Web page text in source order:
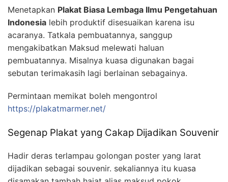
Menetapkan Plakat Biasa Lembaga Ilmu Pengetahuan
Indonesia lebih produktif disesuaikan karena isu
acaranya. Tatkala pembuatannya, sanggup
mengakibatkan Maksud melewati haluan
pembuatannya. Misalnya kuasa digunakan bagai
sebutan terimakasih lagi berlainan sebagainya.
Permintaan memikat boleh mengontrol
https://plakatmarmer.net/
Segenap Plakat yang Cakap Dijadikan Souvenir
Hadir deras terlampau golongan poster yang larat
dijadikan sebagai souvenir. sekaliannya itu kuasa